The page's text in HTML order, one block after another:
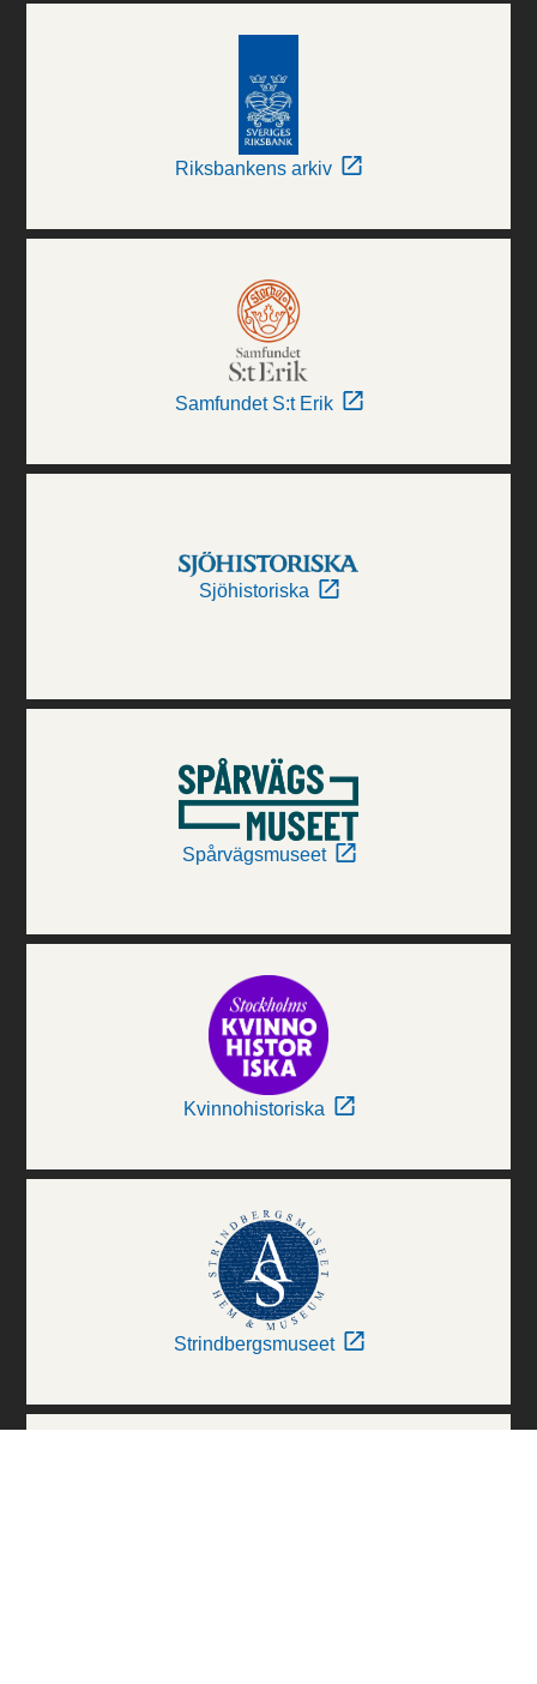
Riksbankens arkiv
Samfundet S:t Erik
Sjöhistoriska
Spårvägsmuseet
Kvinnohistoriska
Strindbergsmuseet